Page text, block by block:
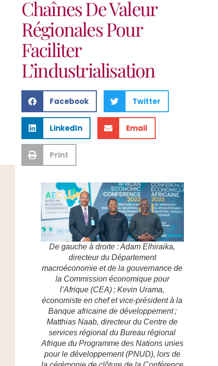
Chaînes De Valeur
Régionales Pour
Faciliter
L’industrialisation
Facebook Twitter
LinkedIn Email
Print
De gauche à droite : Adam Elhiraika,
directeur du Département
macroéconomie et de la gouvernance de
la Commission économique pour
l’Afrique (CEA) ; Kevin Urama,
économiste en chef et vice-président à la
Banque africaine de développement ;
Matthias Naab, directeur du Centre de
services régional du Bureau régional
Afrique du Programme des Nations unies
pour le développement (PNUD), lors de